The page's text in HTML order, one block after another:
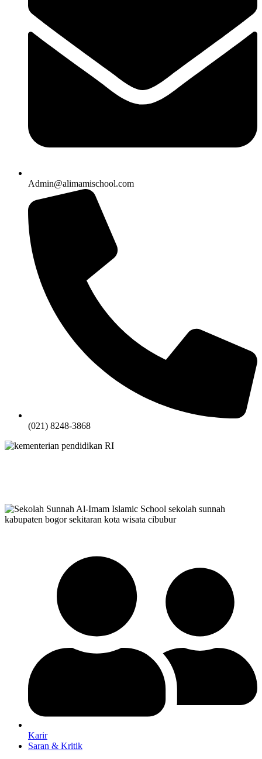
Admin@alimamischool.com
(021) 8248-3868
Karir
Saran & Kritik